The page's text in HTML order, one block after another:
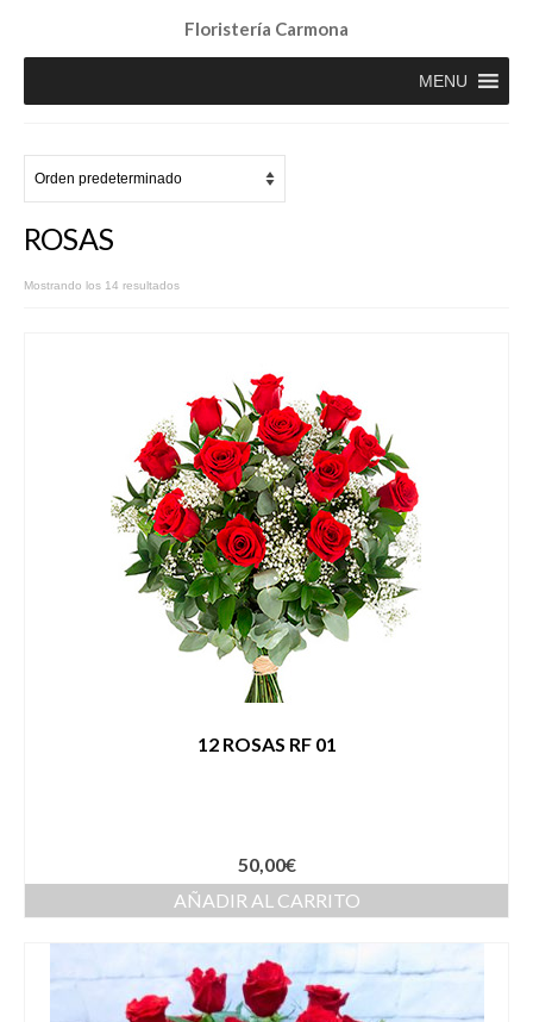
Floristería Carmona
MENU
ROSAS
Mostrando los 14 resultados
12 ROSAS RF 01
50,00€
AÑADIR AL CARRITO